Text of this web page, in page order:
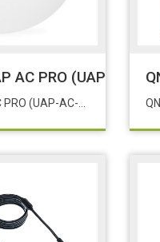
AC PRO (UAP-AC-